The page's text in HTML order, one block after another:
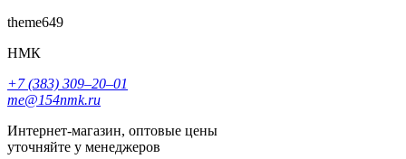
theme649
НМК
+7 (383) 309‒20‒01
me@154nmk.ru
Интернет-магазин, оптовые цены
уточняйте у менеджеров